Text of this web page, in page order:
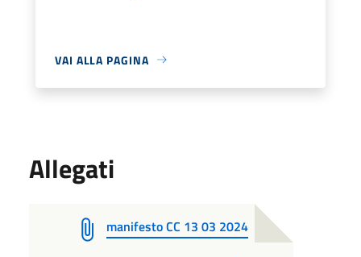
VAI ALLA PAGINA
Allegati
manifesto CC 13 03 2024